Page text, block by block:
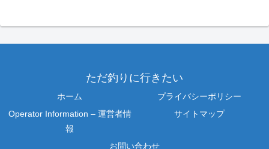
ただ釣りに行きたい
ホーム
プライバシーポリシー
Operator Information – 運営者情
報
サイトマップ
お問い合わせ